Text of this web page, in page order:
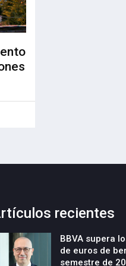
recientes
BBVA supera
de euros de
semestre de